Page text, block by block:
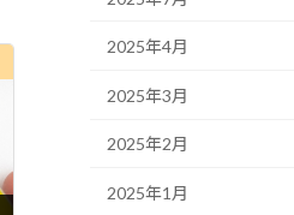
2025年4月
2025年3月
2025年2月
2025年1月